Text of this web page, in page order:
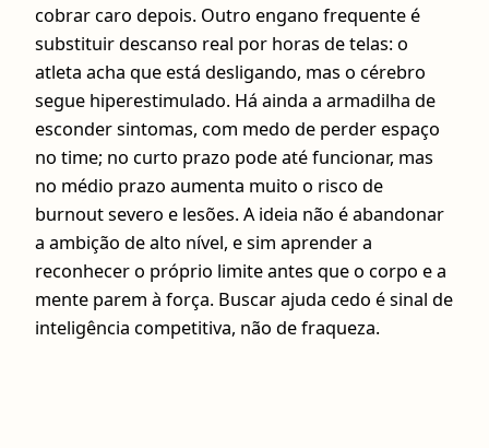
cobrar caro depois. Outro engano frequente é
substituir descanso real por horas de telas: o
atleta acha que está desligando, mas o cérebro
segue hiperestimulado. Há ainda a armadilha de
esconder sintomas, com medo de perder espaço
no time; no curto prazo pode até funcionar, mas
no médio prazo aumenta muito o risco de
burnout severo e lesões. A ideia não é abandonar
a ambição de alto nível, e sim aprender a
reconhecer o próprio limite antes que o corpo e a
mente parem à força. Buscar ajuda cedo é sinal de
inteligência competitiva, não de fraqueza.